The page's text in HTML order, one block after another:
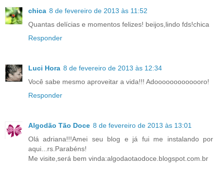
chica 8 de fevereiro de 2013 às 11:52
Quantas delícias e momentos felizes! beijos,lindo fds!chica
Responder
Luci Hora 8 de fevereiro de 2013 às 12:34
Você sabe mesmo aproveitar a vida!!! Adooooooooooooro!
Responder
Algodão Tão Doce 8 de fevereiro de 2013 às 13:01
Olá adriana!!!Amei seu blog e já fui me instalando por
aqui...rs.Parabéns!
Me visite,será bem vinda:algodaotaodoce.blogspot.com.br